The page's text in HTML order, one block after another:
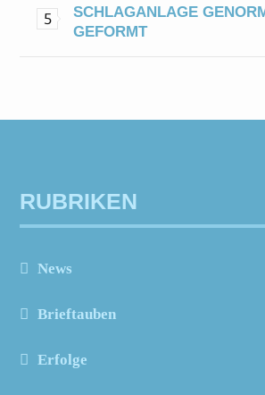
SCHLAGANLAGE
GEFORMT
RUBRIKEN
News
Brieftauben
Erfolge